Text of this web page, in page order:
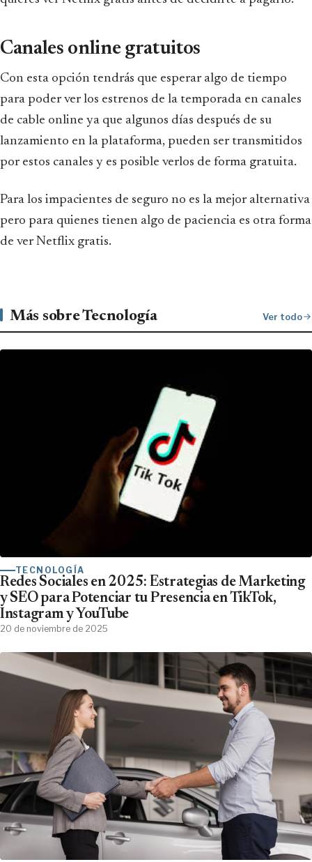
Canales online gratuitos
Con esta opción tendrás que esperar algo de tiempo
para poder ver los estrenos de la temporada en canales
de cable online ya que algunos días después de su
lanzamiento en la plataforma, pueden ser transmitidos
por estos canales y es posible verlos de forma gratuita.
Para los impacientes de seguro no es la mejor alternativa
pero para quienes tienen algo de paciencia es otra forma
de ver Netflix gratis.
Más sobre Tecnología Ver todo
TECNOLOGÍA
Redes Sociales en 2025: Estrategias de Marketing
y SEO para Potenciar tu Presencia en TikTok,
Instagram y YouTube
20 de noviembre de 2025